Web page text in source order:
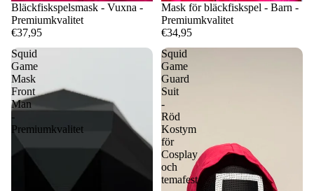
Bläckfiskspelsmask - Vuxna -
Premiumkvalitet
€37,95
Mask för bläckfiskspel - Barn -
Premiumkvalitet
€34,95
Squid
Game
Mask
Front
Man
-
Premiumkvalitet
Squid
Game
Guard
Suit
-
Röd
Kostym
för
Cosplay
och
temafest